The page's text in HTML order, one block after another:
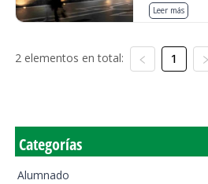
Leer más
2 elementos en total: 1
Categorías
Alumnado